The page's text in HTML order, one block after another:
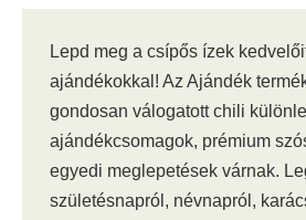
Lepd meg a csípős ízek
ajándékokkal! Az Ajándék
gondosan válogatott chili
ajándékcsomagok, prémium
egyedi meglepetések várnak.
születésnapról, névnapról,